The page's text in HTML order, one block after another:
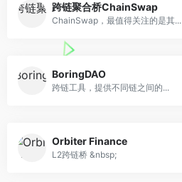
跨链聚合桥ChainSwap
ChainSwap，最值得关注的是其...
BoringDAO
跨链工具，提供不同链之间的...
Orbiter Finance
L2跨链桥 &nbsp;